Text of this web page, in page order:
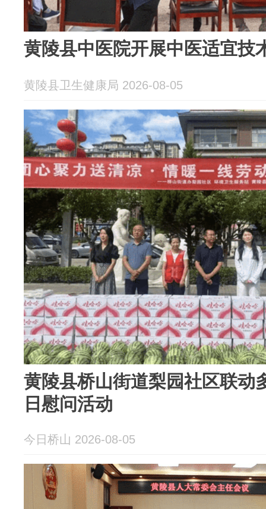
黄陵县中医院开展中医适宜技
黄陵县卫生健康局 2026-08-05
黄陵县桥山街道梨园社区联动
日慰问活动
今日桥山 2026-08-05